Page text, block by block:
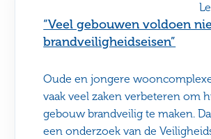
“Veel gebouwen voldoen
brandveiligheidseisen”
Oude en jongere
vaak veel zaken verbeteren om
gebouw brandveilig te maken.
een onderzoek van de